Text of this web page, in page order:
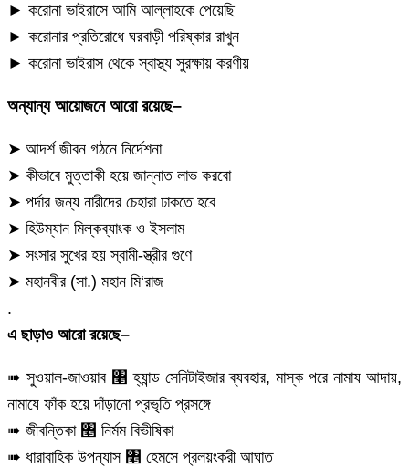
► করোনা ভাইরাসে আমি আল্লাহকে পেয়েছি
► করোনার প্রতিরোধে ঘরবাড়ী পরিষ্কার রাখুন
► করোনা ভাইরাস থেকে স্বাস্থ্য সুরক্ষায় করণীয়
অন্যান্য আয়োজনে আরো রয়েছে–
➤ আদর্শ জীবন গঠনে নির্দেশনা
➤ কীভাবে মুত্তাকী হয়ে জান্নাত লাভ করবো
➤ পর্দার জন্য নারীদের চেহারা ঢাকতে হবে
➤ হিউম্যান মিল্কব্যাংক ও ইসলাম
➤ সংসার সুখের হয় স্বামী-স্ত্রীর গুণে
➤ মহানবীর (সা.) মহান মি‘রাজ
.
এ ছাড়াও আরো রয়েছে–
➠ সুওয়াল-জাওয়াব ৥ হ্যান্ড সেনিটাইজার ব্যবহার, মাস্ক পরে নামায আদায়,
নামাযে ফাঁক হয়ে দাঁড়ানো প্রভৃতি প্রসঙ্গে
➠ জীবন্তিকা ৥ নির্মম বিভীষিকা
➠ ধারাবাহিক উপন্যাস ৥ হেমসে প্রলয়ংকরী আঘাত